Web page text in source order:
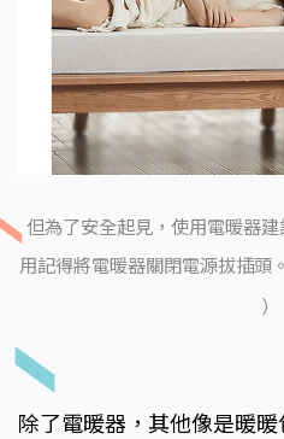
但為了安全起見，使用電暖器
用記得將電暖器關閉電源拔插頭
）
除了電暖器，其他像是暖